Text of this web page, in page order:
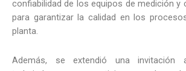
confiabilidad de los equipos de medición y
para garantizar la calidad en los
planta.
Además, se extendió una